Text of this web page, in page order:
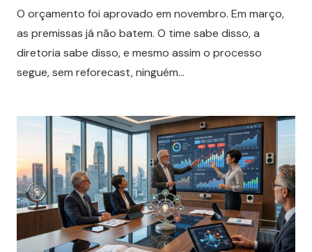
O orçamento foi aprovado em novembro. Em março,
as premissas já não batem. O time sabe disso, a
diretoria sabe disso, e mesmo assim o processo
segue, sem reforecast, ninguém…